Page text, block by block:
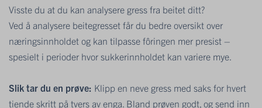
Visste du at du kan analysere gress fra beitet ditt?
Ved å analysere beitegresset får du bedre oversikt over
næringsinnholdet og kan tilpasse fôringen mer presist –
spesielt i perioder hvor sukkerinnholdet kan variere mye.
Slik tar du en prøve: Klipp en neve gress med saks for hvert
tiende skritt på tvers av enga. Bland prøven godt, og send inn